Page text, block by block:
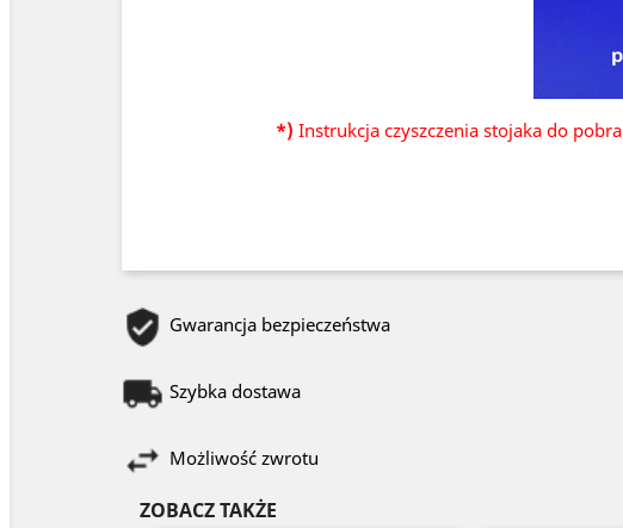
*) Instrukcja czyszczenia stojaka do
Gwarancja bezpieczeństwa
Szybka dostawa
Możliwość zwrotu
ZOBACZ TAKŻE